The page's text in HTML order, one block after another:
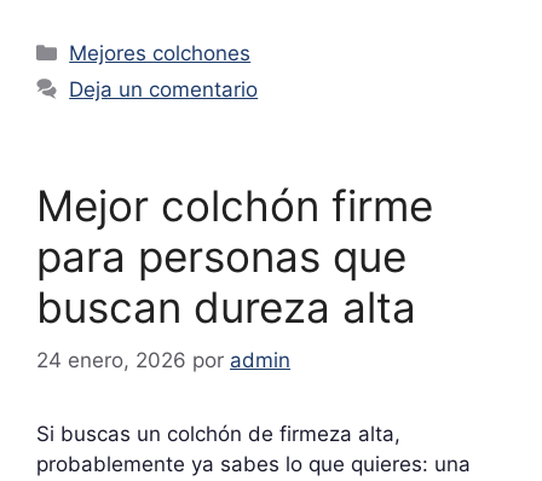
Categorías
Mejores colchones
Deja un comentario
Mejor colchón firme
para personas que
buscan dureza alta
24 enero, 2026 por admin
Si buscas un colchón de firmeza alta,
probablemente ya sabes lo que quieres: una